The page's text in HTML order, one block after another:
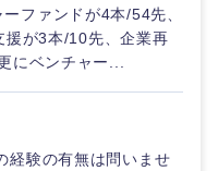
ファンドが4本/54先、
援が3本/10先、企業再
にベンチャー...
経験の有無は問いませ